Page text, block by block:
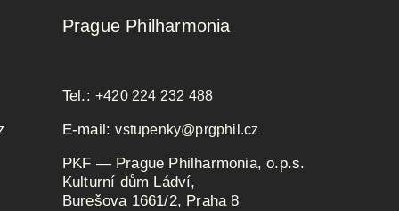
Prague Philharmonia
Tel.: +420 224 232 488
E-mail:vstupenky@prgphil.cz
PKF — Prague Philharmonia, o.p.s.
Kulturní dům Ládví,
Burešova 1661/2, Praha 8